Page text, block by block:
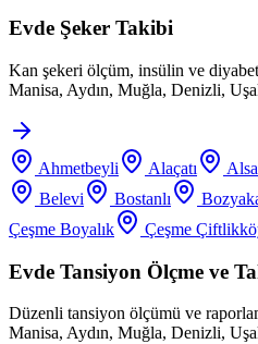
Evde Şeker Takibi
Kan şekeri ölçüm, insülin ve
Manisa, Aydın, Muğla, Denizli,
Ahmetbeyli Alaçatı
Belevi
Bostanlı
Çeşme Boyalık
Çeşme
Evde Tansiyon Ölçme ve
Düzenli tansiyon ölçümü ve
Manisa, Aydın, Muğla, Denizli,